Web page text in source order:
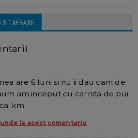
are 6 luni si nu ii dau cam de
am inceput cu carnita de pui
la acest comentariu